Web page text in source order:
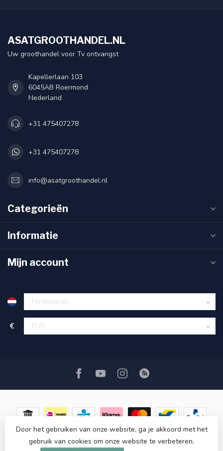
ASATGROOTHANDEL.NL
Uw groothandel voor Tv ontvangst
Kapellerlaan 103
6045AB Roermond
Nederland
+31 475407278
+31 475407278
info@asatgroothandel.nl
Categorieën
Informatie
Mijn account
€
Door het gebruiken van onze website, ga je akkoord met het
gebruik van cookies om onze website te verbeteren.